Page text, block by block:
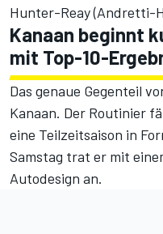
Hunter-Reay (Andretti-
Kanaan beginnt
mit Top-10-
Das genaue Gegenteil
Kanaan. Der Routinier
eine Teilzeitsaison in
Samstag trat er mit
Autodesign an.